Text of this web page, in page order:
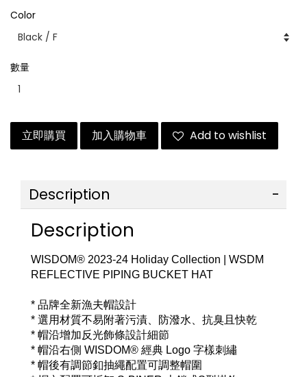
Color
數量
立即購買 加入購物車 Add to wishlist
Description
Description
WISDOM® 2023-24 Holiday Collection | WSDM
REFLECTIVE PIPING BUCKET HAT
* 品牌全新漁夫帽設計
* 選用材質不易附著污漬、防潑水、抗臭且快乾
* 帽沿增加反光飾條設計細節
* 帽沿右側 WISDOM® 經典 Logo 字樣刺繡
* 帽後有調節釦抽繩配置可調整帽圍